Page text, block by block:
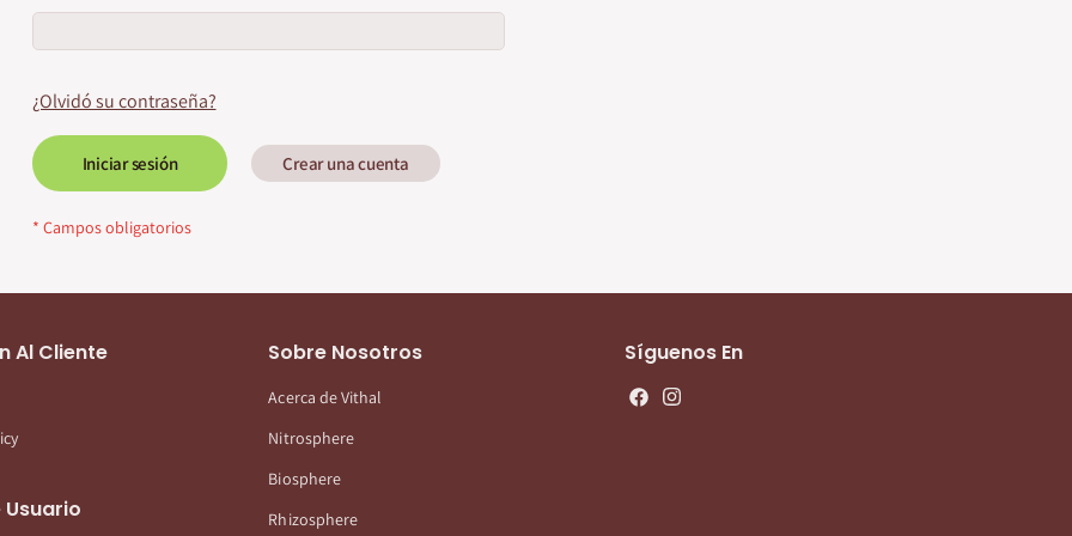
¿Olvidó su contraseña?
Iniciar sesión Crear una cuenta
Al Cliente
Usuario
Sobre Nosotros
Acerca de Vithal
Nitrosphere
Biosphere
Rhizosphere
Síguenos En